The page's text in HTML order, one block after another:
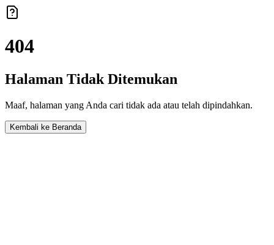
404
Halaman Tidak Ditemukan
Maaf, halaman yang Anda cari tidak ada atau telah dipindahkan.
Kembali ke Beranda